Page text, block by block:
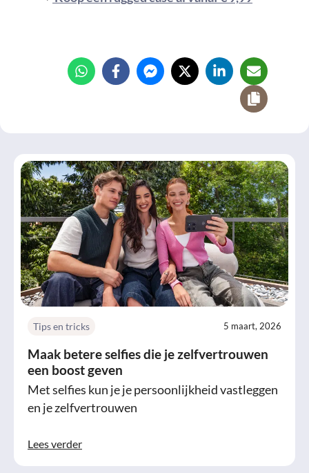
Tips en tricks 5 maart, 2026
Maak betere selfies die je zelfvertrouwen
een boost geven
Met selfies kun je je persoonlijkheid vastleggen
en je zelfvertrouwen
Lees verder